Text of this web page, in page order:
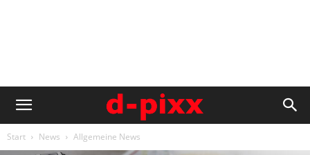
Start News Allgemeine News